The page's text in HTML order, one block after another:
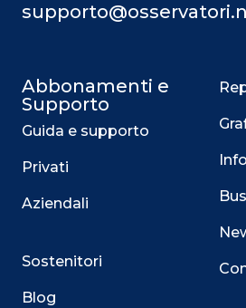
Abbonamenti e
Supporto
Guida e supporto
Privati
Aziendali
Sostenitori
Blog